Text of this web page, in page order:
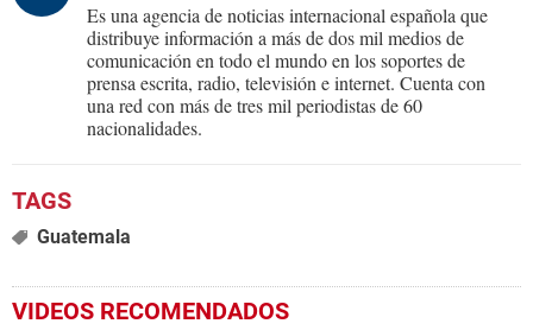
Es una agencia de noticias internacional española que
distribuye información a más de dos mil medios de
comunicación en todo el mundo en los soportes de
prensa escrita, radio, televisión e internet. Cuenta con
una red con más de tres mil periodistas de 60
nacionalidades.
Guatemala
VIDEOS RECOMENDADOS